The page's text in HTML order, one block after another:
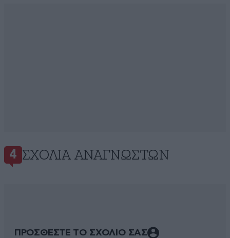
4 ΣΧΌΛΙΑ ΑΝΑΓΝΩΣΤΏΝ
ΠΡΟΣΘΕΣΤΕ ΤΟ ΣΧΟΛΙΟ ΣΑΣ